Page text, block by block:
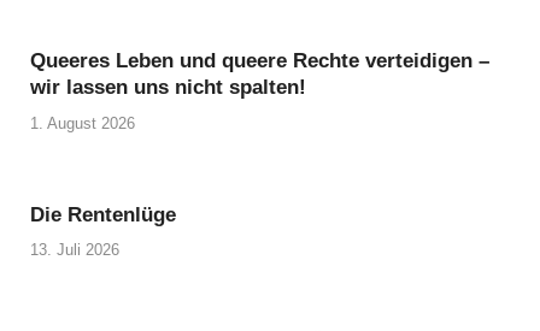
Queeres Leben und queere Rechte verteidigen –
wir lassen uns nicht spalten!
1. August 2026
Die Rentenlüge
13. Juli 2026